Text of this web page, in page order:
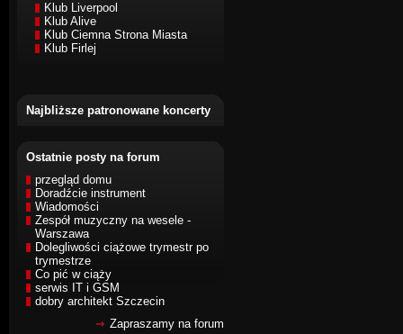
Klub Liverpool
Klub Alive
Klub Ciemna Strona Miasta
Klub Firlej
Najbliższe patronowane koncerty
Ostatnie posty na forum
przegląd domu
Doradźcie instrument
Wiadomości
Zespół muzyczny na wesele -
Warszawa
Dolegliwości ciążowe trymestr po
trymestrze
Co pić w ciąży
serwis IT i GSM
dobry architekt Szczecin
Zapraszamy na forum